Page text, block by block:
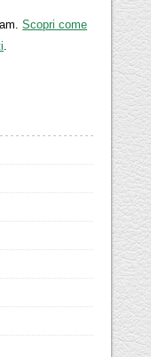
Scopri come